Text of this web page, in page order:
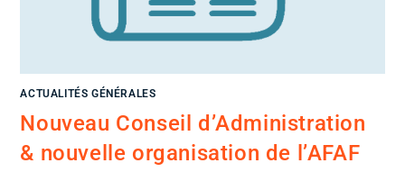
ACTUALITÉS GÉNÉRALES
Nouveau Conseil d’Administration
& nouvelle organisation de l’AFAF